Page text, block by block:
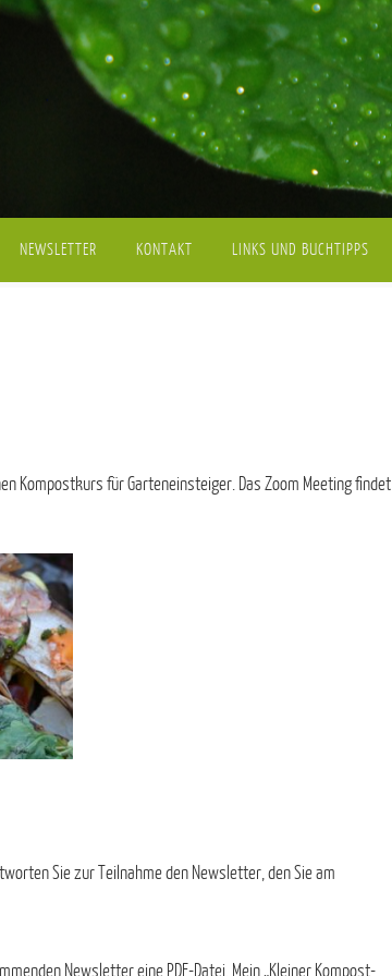
NEWSLETTER KONTAKT LINKS UND BUCHTIPPS
Kompostkurs für Garteneinsteiger. Das Zoom Meeting findet
Sie zur Teilnahme den Newsletter, den Sie am
Newsletter eine PDF-Datei. Mein „Kleiner Kompost-